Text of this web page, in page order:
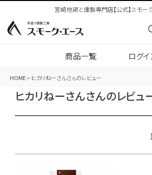
宮崎地鶏と燻製専門店【公式】スモー
商品一覧 ログ
HOME ヒカリねーさんさんのレビュー
ヒカリねーさんさんのレビュ
1